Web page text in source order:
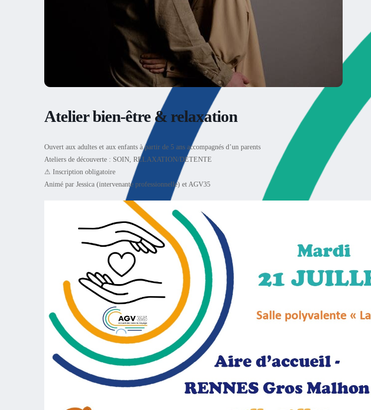
Atelier bien-être & relaxation
Ouvert aux adultes et aux enfants à partir de 5 ans accompagnés d’un parents
Ateliers de découverte : SOIN, RELAXATION/DETENTE
⚠ Inscription obligatoire
Animé par Jessica (intervenante professionnelle) et AGV35